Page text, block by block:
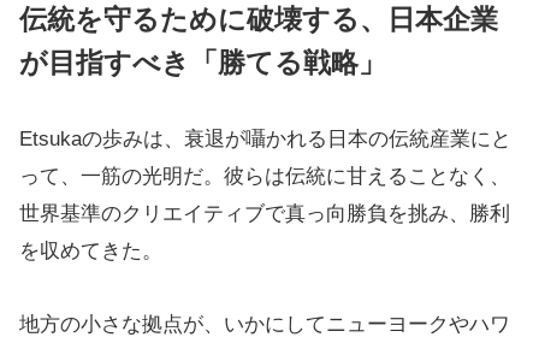
伝統を守るために破壊する、日本企業
が目指すべき「勝てる戦略」
Etsukaの歩みは、衰退が囁かれる日本の伝統産業にと
って、一筋の光明だ。彼らは伝統に甘えることなく、
世界基準のクリエイティブで真っ向勝負を挑み、勝利
を収めてきた。
地方の小さな拠点が、いかにしてニューヨークやハワ